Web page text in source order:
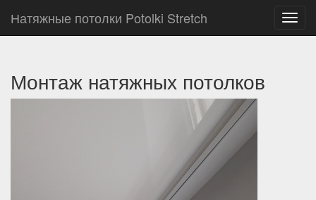
Натяжные потолки Potolki Stretch
Монтаж натяжных потолков